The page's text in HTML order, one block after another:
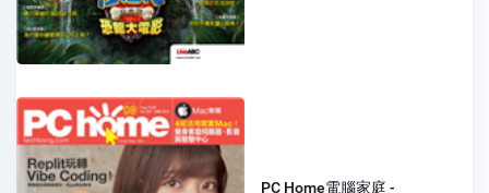
PC Home電腦家庭 -